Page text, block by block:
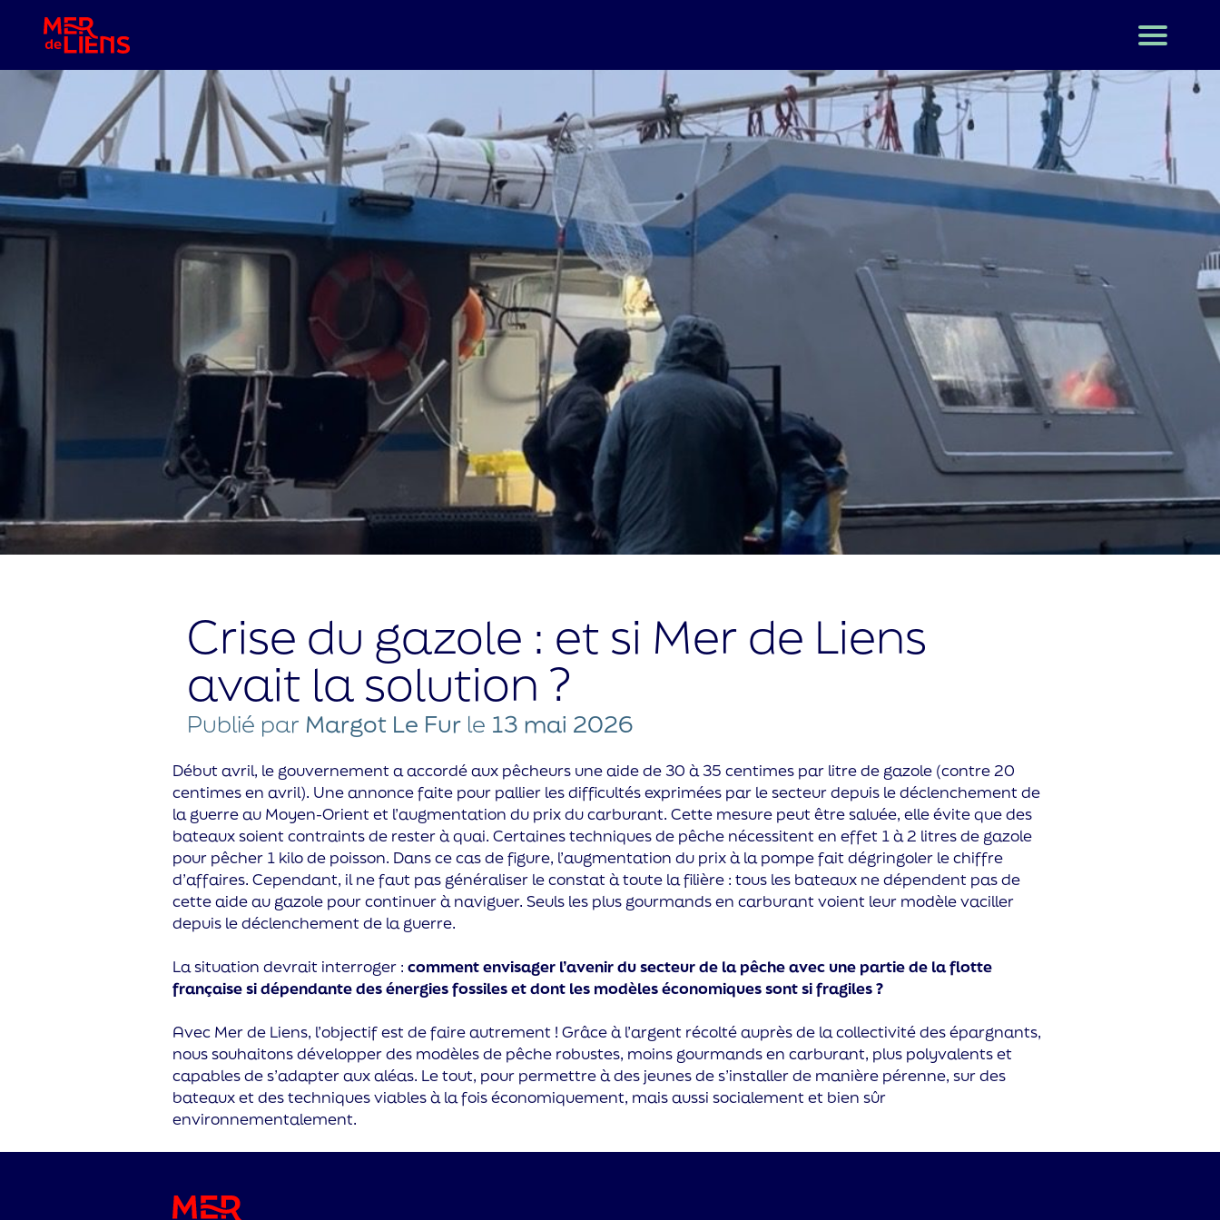
A propos
Des nouvelles du bord
L’épargne solidaire, c’est quoi ?
Crise du gazole : et si Mer de Liens
avait la solution ?
Publié par Margot Le Fur le 13 mai 2026
Début avril, le gouvernement a accordé aux pêcheurs une aide de 30 à 35 centimes par litre de gazole (contre 20
centimes en avril). Une annonce faite pour pallier les difficultés exprimées par le secteur depuis le déclenchement de
la guerre au Moyen-Orient et l’augmentation du prix du carburant. Cette mesure peut être saluée, elle évite que des
bateaux soient contraints de rester à quai. Certaines techniques de pêche nécessitent en effet 1 à 2 litres de gazole
pour pêcher 1 kilo de poisson. Dans ce cas de figure, l’augmentation du prix à la pompe fait dégringoler le chiffre
d’affaires. Cependant, il ne faut pas généraliser le constat à toute la filière : tous les bateaux ne dépendent pas de
cette aide au gazole pour continuer à naviguer. Seuls les plus gourmands en carburant voient leur modèle vaciller
depuis le déclenchement de la guerre.
La situation devrait interroger : comment envisager l’avenir du secteur de la pêche avec une partie de la flotte
française si dépendante des énergies fossiles et dont les modèles économiques sont si fragiles ?
Avec Mer de Liens, l’objectif est de faire autrement ! Grâce à l’argent récolté auprès de la collectivité des épargnants,
nous souhaitons développer des modèles de pêche robustes, moins gourmands en carburant, plus polyvalents et
capables de s’adapter aux aléas. Le tout, pour permettre à des jeunes de s’installer de manière pérenne, sur des
bateaux et des techniques viables à la fois économiquement, mais aussi socialement et bien sûr
environnementalement.